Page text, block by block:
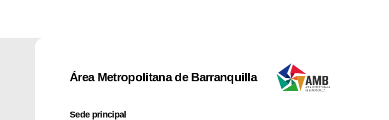
Área Metropolitana de Barranquilla
Sede principal